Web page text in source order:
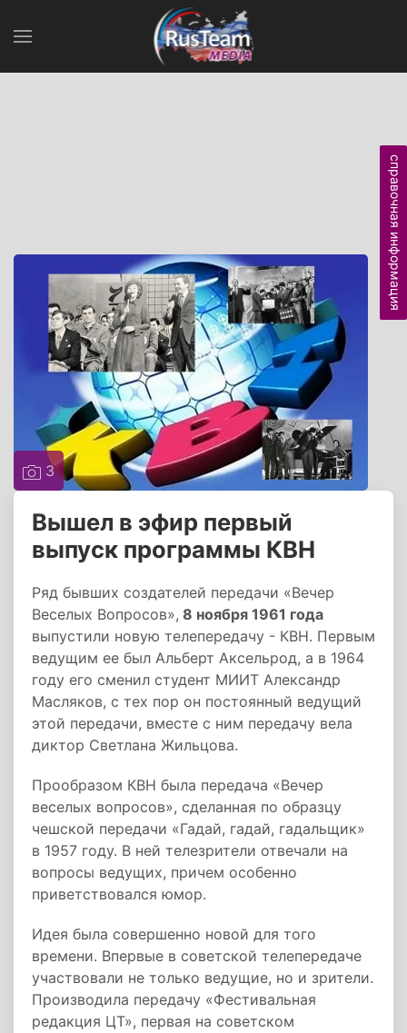
3
Вышел в эфир первый
выпуск программы КВН
Ряд бывших создателей передачи «Вечер
Веселых Вопросов», 8 ноября 1961 года
выпустили новую телепередачу - КВН. Первым
ведущим ее был Альберт Аксельрод, а в 1964
году его сменил студент МИИТ Александр
Масляков, с тех пор он постоянный ведущий
этой передачи, вместе с ним передачу вела
диктор Светлана Жильцова.
Прообразом КВН была передача «Вечер
веселых вопросов», сделанная по образцу
чешской передачи «Гадай, гадай, гадальщик»
в 1957 году. В ней телезрители отвечали на
вопросы ведущих, причем особенно
приветствовался юмор.
Идея была совершенно новой для того
времени. Впервые в советской телепередаче
участвовали не только ведущие, но и зрители.
Производила передачу «Фестивальная
редакция ЦТ», первая на советском
справочная информация